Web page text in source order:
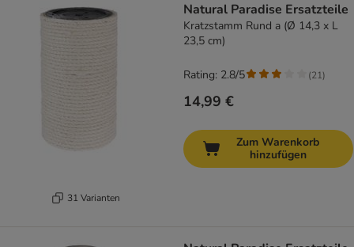
31 Varianten
Natural Paradise Ersatzteile
Kratzstamm Rund a (Ø 14,3 x L
23,5 cm)
14,99 €
Rating: 2.8/5 (21)
Zum Warenkorb
hinzufügen